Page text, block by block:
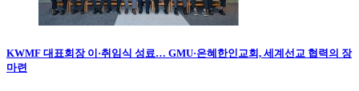
KWMF 대표회장 이·취임식 성료… GMU·은혜한인교회, 세계선교 협력의 장
마련